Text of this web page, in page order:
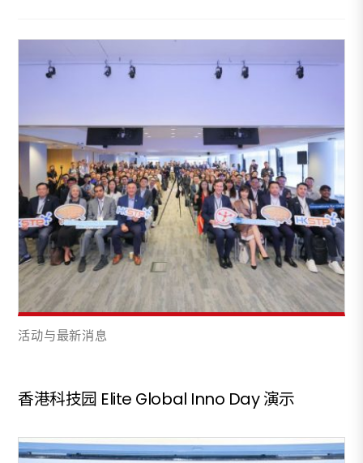
活动与最新消息
香港科技园 Elite Global Inno Day 演示